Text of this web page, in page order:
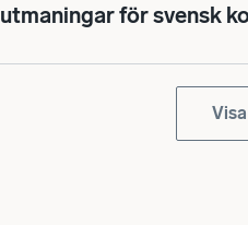
utmaningar för svensk